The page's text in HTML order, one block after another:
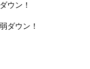
ウン！
ダウン！